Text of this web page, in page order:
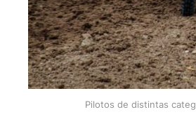
Pilotos de distintas